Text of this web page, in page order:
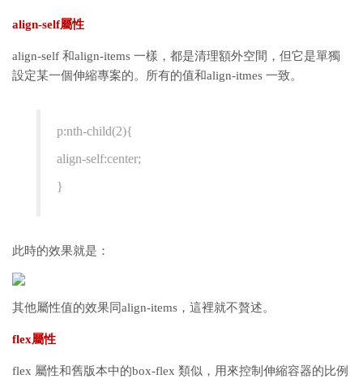
align-self屬性
align-self 和align-items 一樣，都是清理額外空間，但它是單獨
設定某一個伸縮專案的。所有的值和align-itmes 一致。
p:nth-child(2){
align-self:center;
}
此時的效果就是：
其他屬性值的效果同align-items，這裡就不贅述。
flex屬性
flex 屬性和舊版本中的box-flex 類似，用來控制伸縮容器的比例